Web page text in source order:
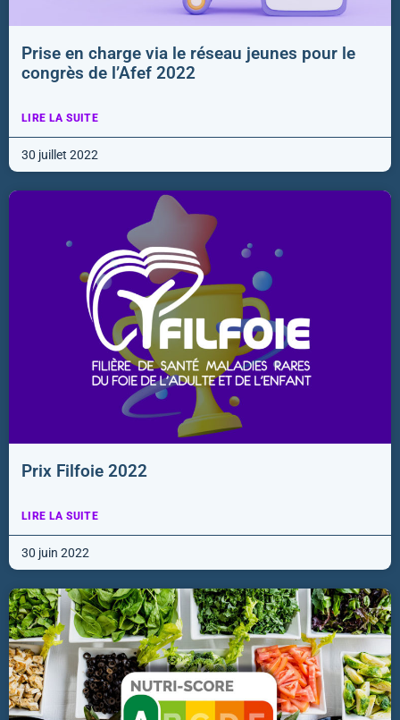
Prise en charge via le réseau jeunes pour le
congrès de l’Afef 2022
LIRE LA SUITE
30 juillet 2022
Prix Filfoie 2022
LIRE LA SUITE
30 juin 2022